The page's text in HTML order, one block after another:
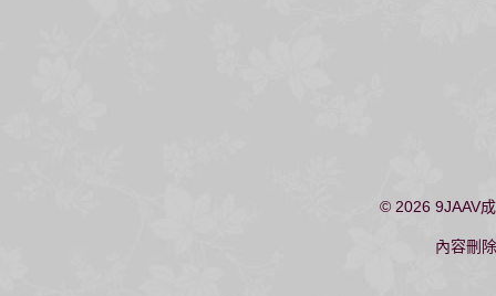
© 2026 9JAAV
內容刪除